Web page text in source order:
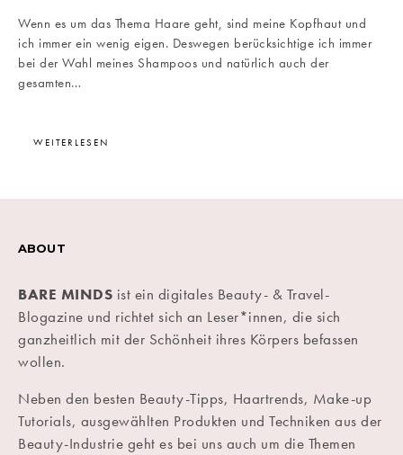
Wenn es um das Thema Haare geht, sind meine Kopfhaut und
ich immer ein wenig eigen. Deswegen berücksichtige ich immer
bei der Wahl meines Shampoos und natürlich auch der
gesamten…
WEITERLESEN
ABOUT
BARE MINDS ist ein digitales Beauty- & Travel-
Blogazine und richtet sich an Leser*innen, die sich
ganzheitlich mit der Schönheit ihres Körpers befassen
wollen.
Neben den besten Beauty-Tipps, Haartrends, Make-up
Tutorials, ausgewählten Produkten und Techniken aus der
Beauty-Industrie geht es bei uns auch um die Themen